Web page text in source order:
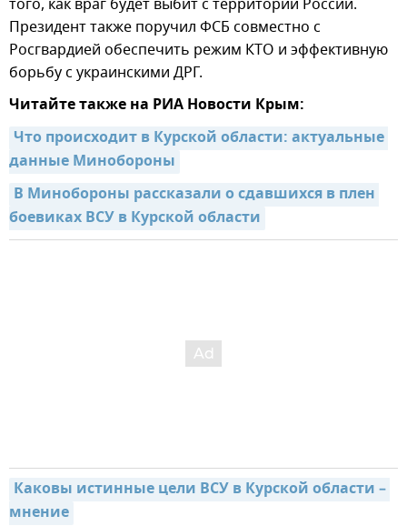
Президент также поручил ФСБ совместно с
Росгвардией обеспечить режим КТО и эффективную
борьбу с украинскими ДРГ.
Читайте также на РИА Новости Крым:
Что происходит в Курской области: актуальные
данные Минобороны
В Минобороны рассказали о сдавшихся в плен
боевиках ВСУ в Курской области
Каковы истинные цели ВСУ в Курской области –
мнение